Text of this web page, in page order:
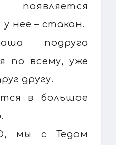
у нее – стакан.
подруга
по всему, уже
другу.
в большое
мы с Тедом